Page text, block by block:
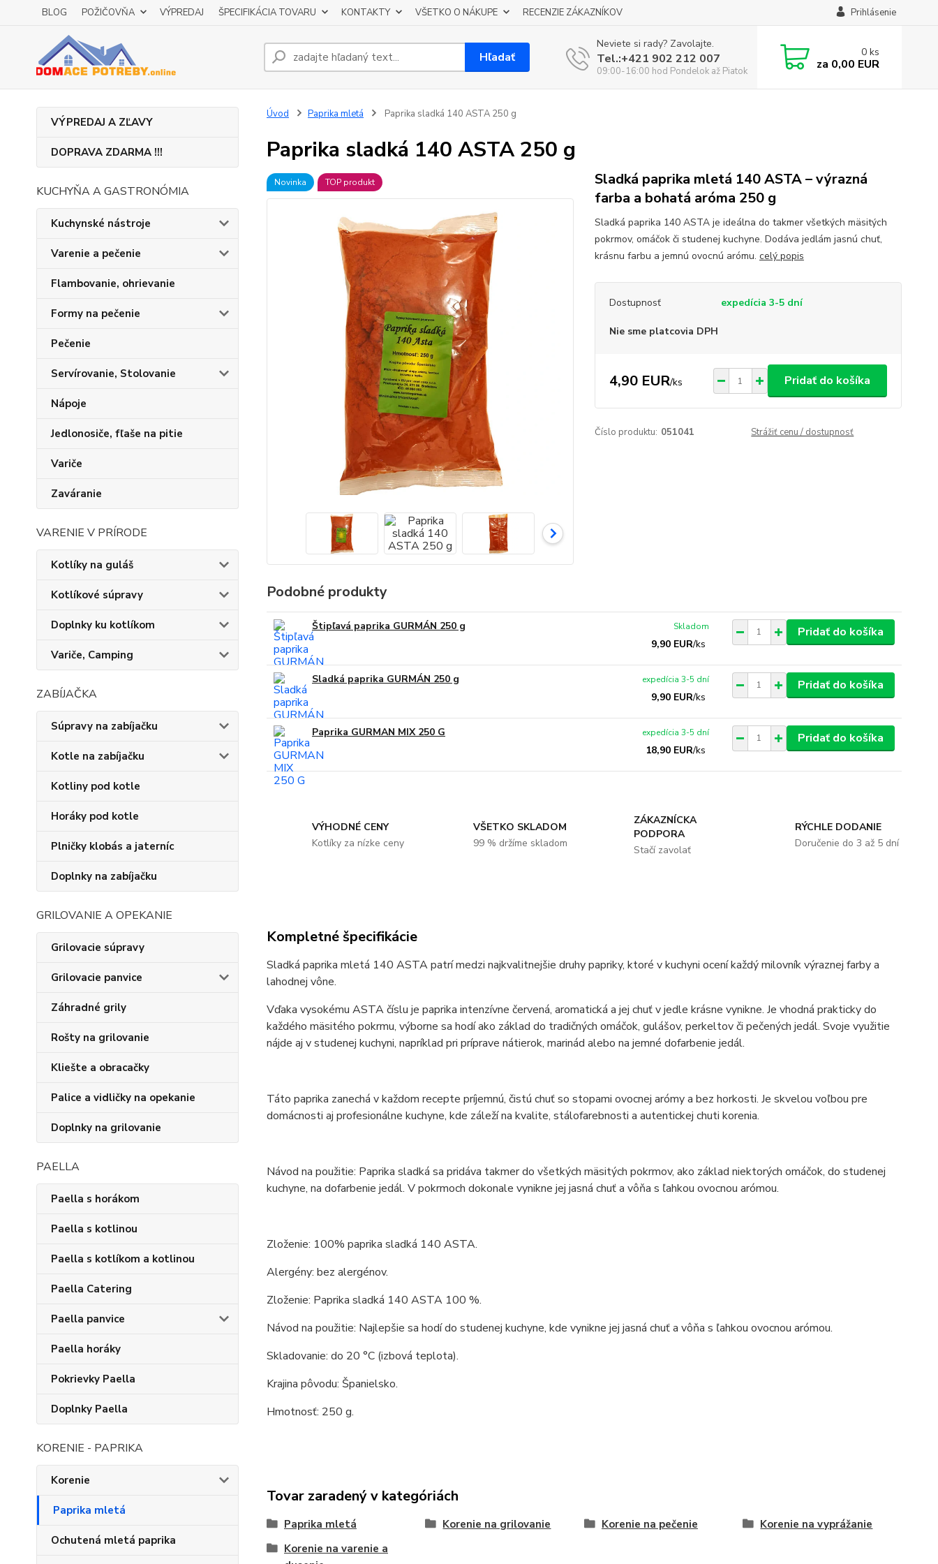
BLOG POŽIČOVŇA VÝPREDAJ ŠPECIFIKÁCIA TOVARU KONTAKTY VŠETKO O NÁKUPE RECENZIE ZÁKAZNÍKOV Prihlásenie
Hľadať
Neviete si rady? Zavolajte.
Tel.:+421 902 212 007
09:00-16:00 hod Pondelok až Piatok
0 ks
za 0,00 EUR
VÝPREDAJ A ZĽAVY
DOPRAVA ZDARMA !!!
KUCHYŇA A GASTRONÓMIA
Kuchynské nástroje
Varenie a pečenie
Flambovanie, ohrievanie
Formy na pečenie
Pečenie
Servírovanie, Stolovanie
Nápoje
Jedlonosiče, fľaše na pitie
Variče
Zaváranie
VARENIE V PRÍRODE
Kotlíky na guláš
Kotlíkové súpravy
Doplnky ku kotlíkom
Variče, Camping
ZABÍJAČKA
Súpravy na zabíjačku
Kotle na zabíjačku
Kotliny pod kotle
Horáky pod kotle
Plničky klobás a jaterníc
Doplnky na zabíjačku
GRILOVANIE A OPEKANIE
Grilovacie súpravy
Grilovacie panvice
Záhradné grily
Rošty na grilovanie
Kliešte a obracačky
Palice a vidličky na opekanie
Doplnky na grilovanie
PAELLA
Paella s horákom
Paella s kotlinou
Paella s kotlíkom a kotlinou
Paella Catering
Paella panvice
Paella horáky
Pokrievky Paella
Doplnky Paella
KORENIE - PAPRIKA
Korenie
Paprika mletá
Ochutená mletá paprika
Úvod Paprika mletá Paprika sladká 140 ASTA 250 g
Paprika sladká 140 ASTA 250 g
Novinka TOP produkt
Sladká paprika mletá 140 ASTA – výrazná
farba a bohatá aróma 250 g
Sladká paprika 140 ASTA je ideálna do takmer všetkých mäsitých
pokrmov, omáčok či studenej kuchyne. Dodáva jedlám jasnú chuť,
krásnu farbu a jemnú ovocnú arómu. celý popis
Dostupnosť expedícia 3-5 dní
Nie sme platcovia DPH
4,90 EUR/ks Pridať do košíka
Číslo produktu: 051041 Strážiť cenu / dostupnosť
Podobné produkty
Štipľavá paprika GURMÁN 250 g
9,90 EUR/ks
Skladom Pridať do košíka
Sladká paprika GURMÁN 250 g
9,90 EUR/ks
expedícia 3-5 dní Pridať do košíka
Paprika GURMAN MIX 250 G
18,90 EUR/ks
expedícia 3-5 dní Pridať do košíka
VÝHODNÉ CENY
Kotlíky za nízke ceny
VŠETKO SKLADOM
99 % držíme skladom
ZÁKAZNÍCKA
PODPORA
Stačí zavolať
RÝCHLE DODANIE
Doručenie do 3 až 5 dní
Kompletné špecifikácie
Sladká paprika mletá 140 ASTA patrí medzi najkvalitnejšie druhy papriky, ktoré v kuchyni ocení každý milovník výraznej farby a
lahodnej vône.
Vďaka vysokému ASTA číslu je paprika intenzívne červená, aromatická a jej chuť v jedle krásne vynikne. Je vhodná prakticky do
každého mäsitého pokrmu, výborne sa hodí ako základ do tradičných omáčok, gulášov, perkeltov či pečených jedál. Svoje využitie
nájde aj v studenej kuchyni, napríklad pri príprave nátierok, marinád alebo na jemné dofarbenie jedál.
Táto paprika zanechá v každom recepte príjemnú, čistú chuť so stopami ovocnej arómy a bez horkosti. Je skvelou voľbou pre
domácnosti aj profesionálne kuchyne, kde záleží na kvalite, stálofarebnosti a autentickej chuti korenia.
Návod na použitie: Paprika sladká sa pridáva takmer do všetkých mäsitých pokrmov, ako základ niektorých omáčok, do studenej
kuchyne, na dofarbenie jedál. V pokrmoch dokonale vynikne jej jasná chuť a vôňa s ľahkou ovocnou arómou.
Zloženie: 100% paprika sladká 140 ASTA.
Alergény: bez alergénov.
Zloženie: Paprika sladká 140 ASTA 100 %.
Návod na použitie: Najlepšie sa hodí do studenej kuchyne, kde vynikne jej jasná chuť a vôňa s ľahkou ovocnou arómou.
Skladovanie: do 20 °C (izbová teplota).
Krajina pôvodu: Španielsko.
Hmotnosť: 250 g.
Tovar zaradený v kategóriách
Paprika mletá Korenie na grilovanie Korenie na pečenie
Korenie na vyprážanie
Korenie na varenie a